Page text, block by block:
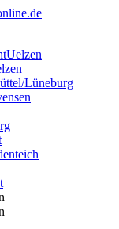
Uelzen
Lüneburg